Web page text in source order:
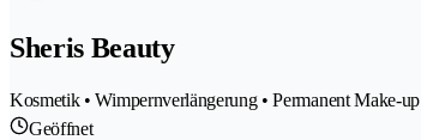
Sheris Beauty
Kosmetik • Wimpernverlängerung • Permanent Make-up
Geöffnet